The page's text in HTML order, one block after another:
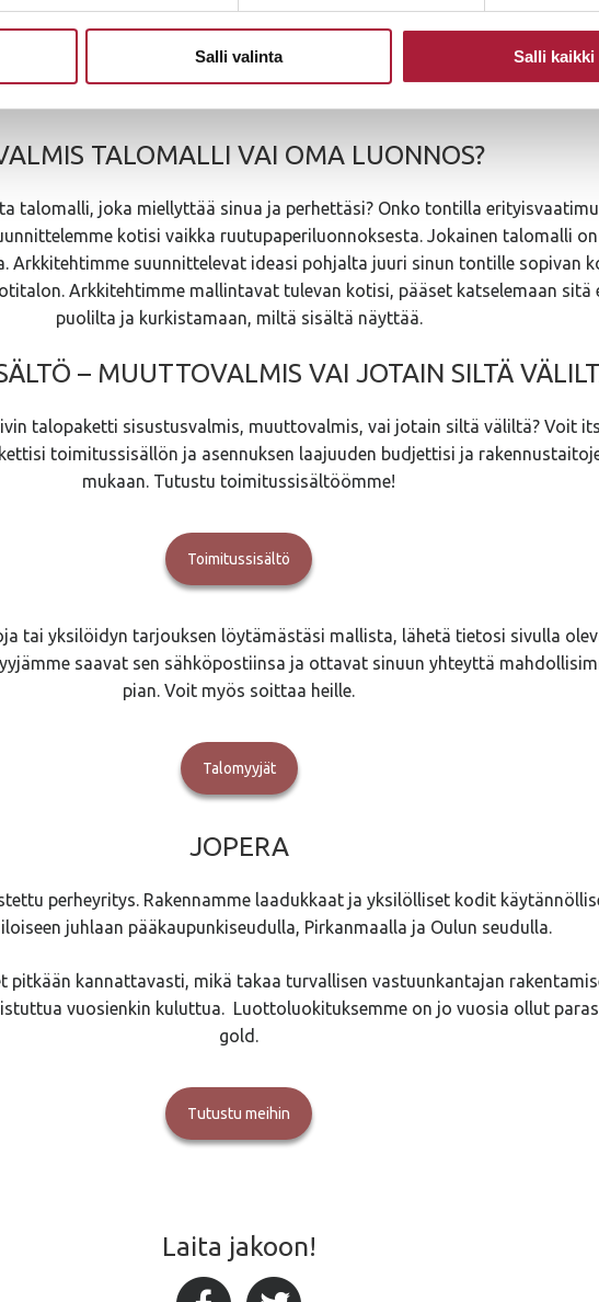
Salli valinta Salli kaikki
TALOMALLI VAI OMA LUONNOS?
talomalli, joka miellyttää sinua ja perhettäsi? Onko tontilla
kotisi vaikka ruutupaperiluonnoksesta. Jokainen talomalli on
Arkkitehtimme suunnittelevat ideasi pohjalta juuri sinun tontille sopivan
Arkkitehtimme mallintavat tulevan kotisi, pääset katselemaan sitä
puolilta ja kurkistamaan, miltä sisältä näyttää.
– MUUTTOVALMIS VAI JOTAIN SILTÄ
talopaketti sisustusvalmis, muuttovalmis, vai jotain siltä väliltä? Voit
toimitussisällön ja asennuksen laajuuden budjettisi ja
mukaan. Tutustu toimitussisältöömme!
Toimitussisältö
tai yksilöidyn tarjouksen löytämästäsi mallista, lähetä tietosi sivulla
saavat sen sähköpostiinsa ja ottavat sinuun yhteyttä
pian. Voit myös soittaa heille.
Talomyyjät
JOPERA
perheyritys. Rakennamme laadukkaat ja yksilölliset kodit
juhlaan pääkaupunkiseudulla, Pirkanmaalla ja Oulun seudulla.
pitkään kannattavasti, mikä takaa turvallisen vastuunkantajan
vuosienkin kuluttua. Luottoluokituksemme on jo vuosia ollut
gold.
Tutustu meihin
Laita jakoon!